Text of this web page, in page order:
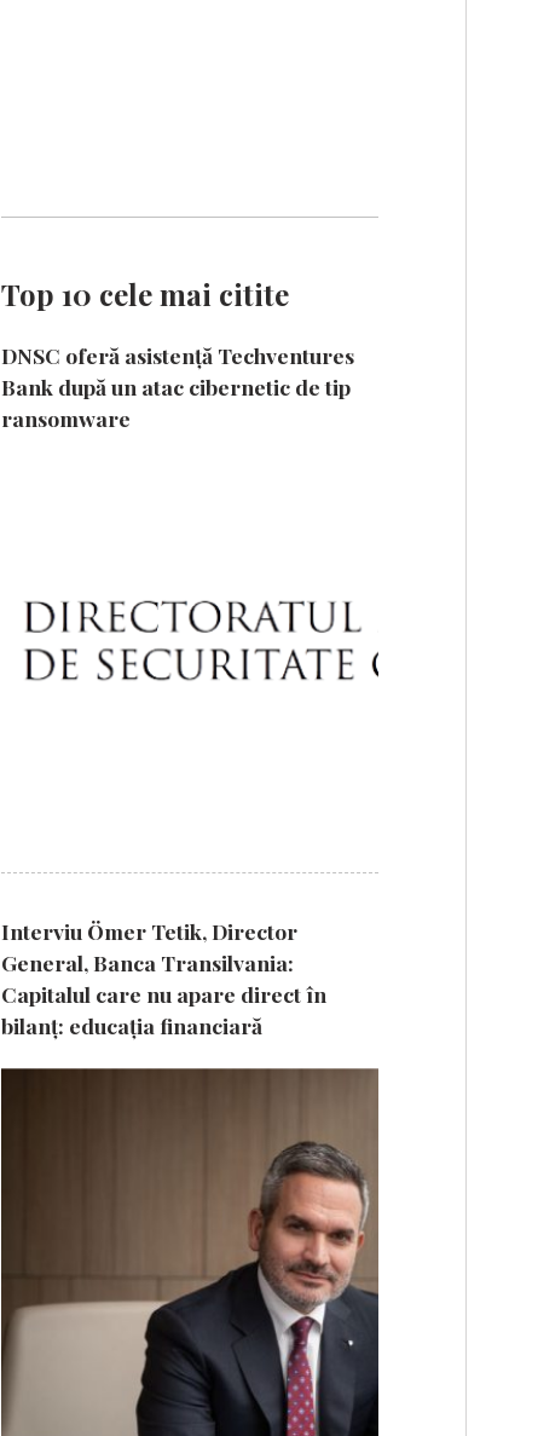
Top 10 cele mai citite
DNSC oferă asistență Techventures
Bank după un atac cibernetic de tip
ransomware
Interviu Ömer Tetik, Director
General, Banca Transilvania:
Capitalul care nu apare direct în
bilanț: educația financiară